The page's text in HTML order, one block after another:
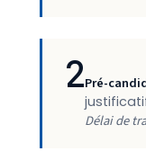
2Pré-
Délai de